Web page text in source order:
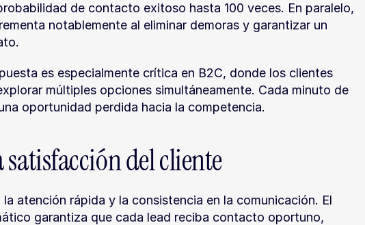
de contacto exitoso hasta 100 veces. En paralelo,
notablemente al eliminar demoras y garantizar un
es especialmente crítica en B2C, donde los clientes
múltiples opciones simultáneamente. Cada minuto de
oportunidad perdida hacia la competencia.
del cliente
atención rápida y la consistencia en la comunicación. El
garantiza que cada lead reciba contacto oportuno,